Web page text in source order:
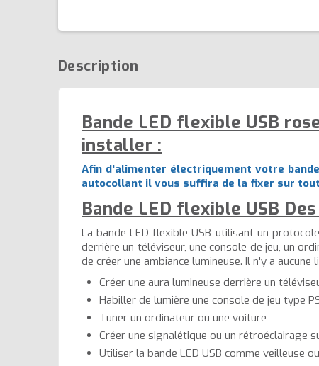
Description
Bande LED flexible USB
installer :
Afin d'alimenter électriquement votre
autocollant il vous suffira de la fixer sur
Bande LED flexible USB
La bande LED flexible USB utilisant un
derrière un téléviseur, une console de jeu, un
de créer une ambiance lumineuse. Il n'y a
Créer une aura lumineuse derrière un
Habiller de lumière une console de jeu type
Tuner un ordinateur ou une voiture
Créer une signalétique ou un rétroéclairage
Utiliser la bande LED USB comme veilleuse